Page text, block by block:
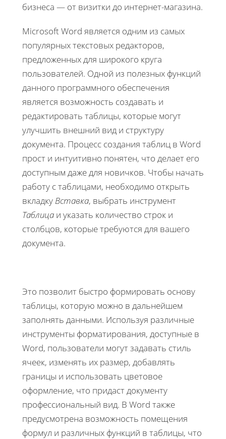
бизнеса — от визитки до интернет-магазина.
Microsoft Word является одним из самых
популярных текстовых редакторов,
предложенных для широкого круга
пользователей. Одной из полезных функций
данного программного обеспечения
является возможность создавать и
редактировать таблицы, которые могут
улучшить внешний вид и структуру
документа. Процесс создания таблиц в Word
прост и интуитивно понятен, что делает его
доступным даже для новичков. Чтобы начать
работу с таблицами, необходимо открыть
вкладку Вставка, выбрать инструмент
Таблица и указать количество строк и
столбцов, которые требуются для вашего
документа.
Это позволит быстро формировать основу
таблицы, которую можно в дальнейшем
заполнять данными. Используя различные
инструменты форматирования, доступные в
Word, пользователи могут задавать стиль
ячеек, изменять их размер, добавлять
границы и использовать цветовое
оформление, что придаст документу
профессиональный вид. В Word также
предусмотрена возможность помещения
формул и различных функций в таблицы, что